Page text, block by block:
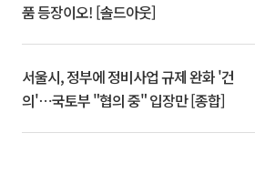
품 등장이오! [솔드아웃]
서울시, 정부에 정비사업 규제 완화 '건
의'⋯국토부 "협의 중" 입장만 [종합]